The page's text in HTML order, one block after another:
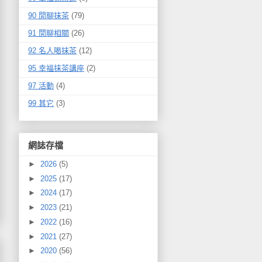
90 閒聊抹茶 (79)
91 閒聊相關 (26)
92 名人喝抹茶 (12)
95 幸福抹茶講座 (2)
97 活動 (4)
99 其它 (3)
網誌存檔
► 2026 (5)
► 2025 (17)
► 2024 (17)
► 2023 (21)
► 2022 (16)
► 2021 (27)
► 2020 (56)